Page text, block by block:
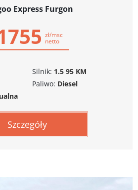
Express Furgon
zł/msc
netto
Silnik: 1.5 95 KM
Paliwo: Diesel
Szczegóły